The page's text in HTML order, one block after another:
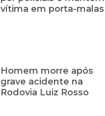
vítima em porta-malas
Homem morre após
grave acidente na
Rodovia Luiz Rosso